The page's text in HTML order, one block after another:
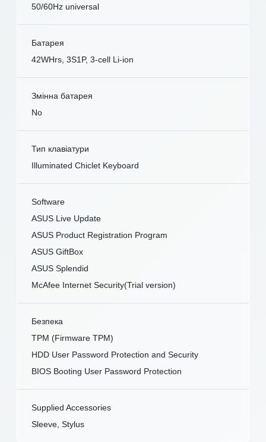
50/60Hz universal
Батарея
42WHrs, 3S1P, 3-cell Li-ion
Змінна батарея
No
Тип клавіатури
Illuminated Chiclet Keyboard
Software
ASUS Live Update
ASUS Product Registration Program
ASUS GiftBox
ASUS Splendid
McAfee Internet Security(Trial version)
Безпека
TPM (Firmware TPM)
HDD User Password Protection and Security
BIOS Booting User Password Protection
Supplied Accessories
Sleeve, Stylus